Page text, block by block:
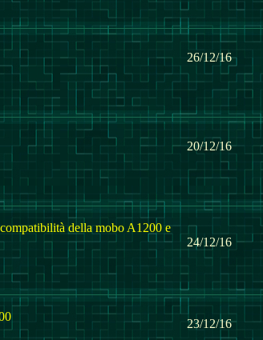
26/12/16
20/12/16
della mobo A1200 e
24/12/16
23/12/16